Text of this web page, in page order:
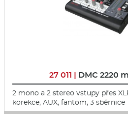
27 011 | DMC 2220
2 mono a 2 stereo vstupy přes
korekce, AUX, fantom, 3 sběrnice